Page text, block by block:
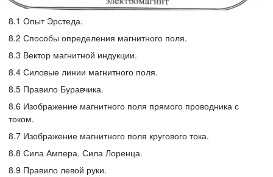
8.1 Опыт Эрстеда.
8.2 Способы определения магнитного поля.
8.3 Вектор магнитной индукции.
8.4 Силовые линии магнитного поля.
8.5 Правило Буравчика.
8.6 Изображение магнитного поля прямого проводника с
током.
8.7 Изображение магнитного поля кругового тока.
8.8 Сила Ампера. Сила Лоренца.
8.9 Правило левой руки.